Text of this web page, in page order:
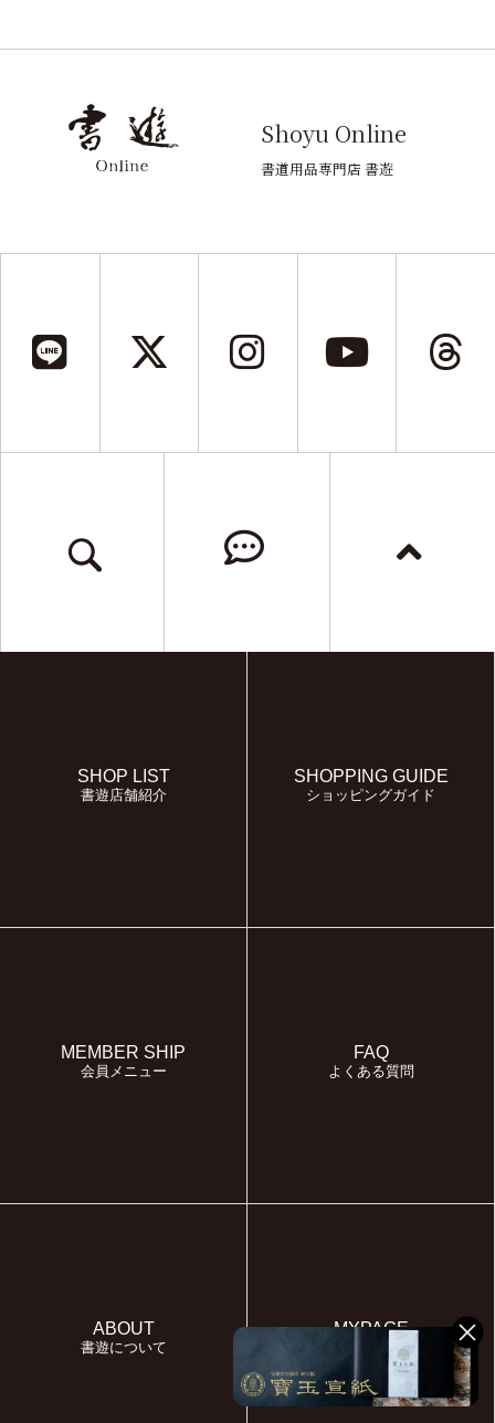
Shoyu Online
書道用品専門店 書遊
SHOP LIST
書遊店舗紹介
SHOPPING GUIDE
ショッピングガイド
MEMBER SHIP
会員メニュー
FAQ
よくある質問
ABOUT
書遊について
MYPAGE
マイページ